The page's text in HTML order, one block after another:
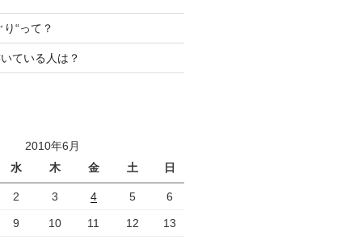
“って？
ている人は？
2010年6月
水
木 金 土 日
2 3 4 5 6
9 10 11 12 13